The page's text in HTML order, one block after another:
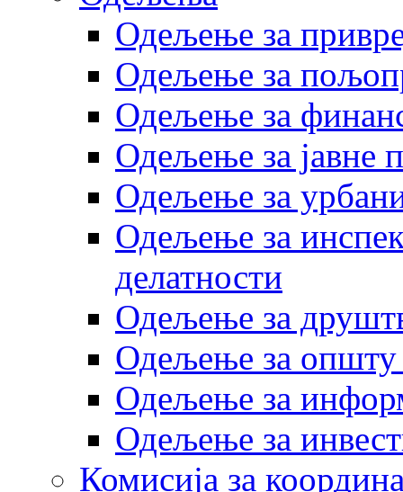
Одељење за
Одељење за
Одељење за
Одељење за јавне
Одељење за
Одељење за
делатности
Одељење за
Одељење за општу
Одељење за
Одељење за
Комисија за